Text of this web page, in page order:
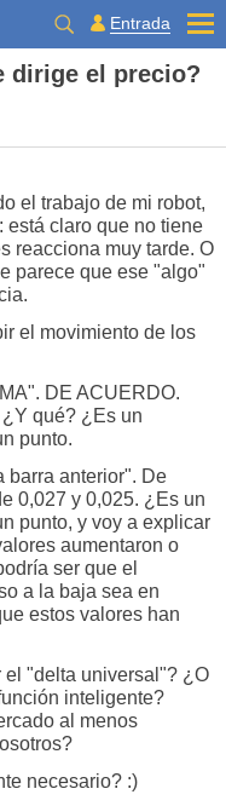
Entrada
dirige el precio?
el trabajo de mi robot,
está claro que no tiene
reacciona muy tarde. O
parece que ese "algo"
el movimiento de los
DE ACUERDO.
qué? ¿Es un
punto.
barra anterior". De
0,027 y 0,025. ¿Es un
punto, y voy a explicar
aumentaron o
ser que el
a la baja sea en
estos valores han
el "delta universal"? ¿O
inteligente?
al menos
necesario? :)